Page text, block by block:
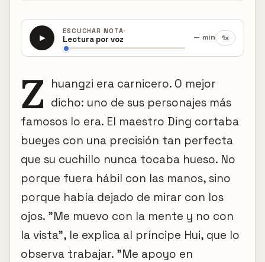
▶
ESCUCHAR NOTA·
Lectura por voz
— min 1x
Z huangzi era carnicero. O mejor
dicho: uno de sus personajes más
famosos lo era. El maestro Ding cortaba
bueyes con una precisión tan perfecta
que su cuchillo nunca tocaba hueso. No
porque fuera hábil con las manos, sino
porque había dejado de mirar con los
ojos. "Me muevo con la mente y no con
la vista", le explica al príncipe Hui, que lo
observa trabajar. "Me apoyo en